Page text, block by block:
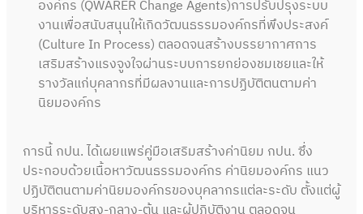
องค์กร (QWARER Change Agents)การปรับปรุงระบบ
งานเพื่อสนับสนุนให้เกิดวัฒนธรรมองค์กรที่พึงประสงค์
(Culture In Process) ตลอดจนสร้างบรรยากาศการ
เสริมสร้างแรงจูงใจผ่านระบบการยกย่องชมเชยและให้
รางวัลแก่บุคลากรที่มีผลงานและการปฏิบัติตนตามค่า
นิยมองค์กร
การนี้ กปน. ได้เผยแพร่คู่มือเสริมสร้างค่านิยม กปน. ซึ่ง
ประกอบด้วยเนื้อหาวัฒนธรรมองค์กร ค่านิยมองค์กร แนว
ปฏิบัติตนตามค่านิยมองค์กรของบุคลากรแต่ละระดับ ตั้งแต่ผู้